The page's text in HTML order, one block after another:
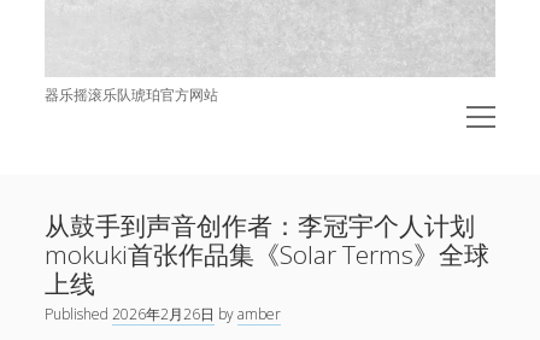
器乐摇滚乐队琥珀官方网站
open
menu
演出
open
menu
音乐
open
menu
关于
open
menu
链接
从鼓手到声音创作者：李冠宇个人计划
mokuki首张作品集《Solar Terms》全球
上线
Published2026年2月26日 byamber